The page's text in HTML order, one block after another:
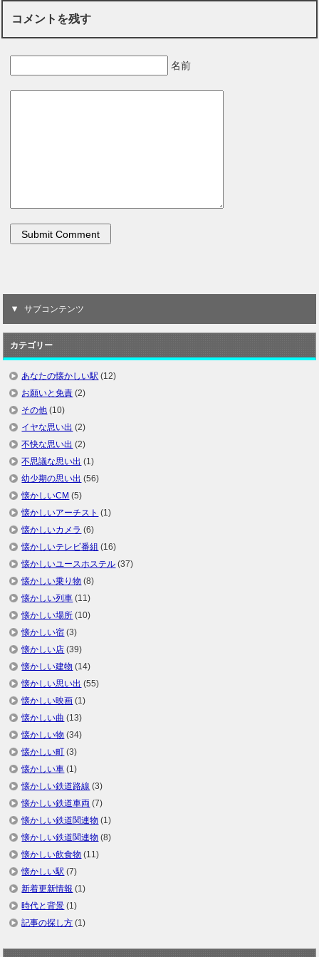
コメントを残す
名前
サブコンテンツ
カテゴリー
あなたの懐かしい駅 (12)
お願いと免責 (2)
その他 (10)
イヤな思い出 (2)
不快な思い出 (2)
不思議な思い出 (1)
幼少期の思い出 (56)
懐かしいCM (5)
懐かしいアーチスト (1)
懐かしいカメラ (6)
懐かしいテレビ番組 (16)
懐かしいユースホステル (37)
懐かしい乗り物 (8)
懐かしい列車 (11)
懐かしい場所 (10)
懐かしい宿 (3)
懐かしい店 (39)
懐かしい建物 (14)
懐かしい思い出 (55)
懐かしい映画 (1)
懐かしい曲 (13)
懐かしい物 (34)
懐かしい町 (3)
懐かしい車 (1)
懐かしい鉄道路線 (3)
懐かしい鉄道車両 (7)
懐かしい鉄道関連物 (1)
懐かしい鉄道関連物 (8)
懐かしい飲食物 (11)
懐かしい駅 (7)
新着更新情報 (1)
時代と背景 (1)
記事の探し方 (1)